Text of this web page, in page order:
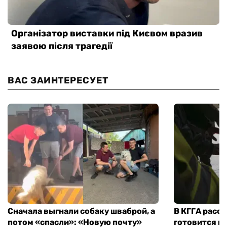
ВАС ЗАИНТЕРЕСУЕТ
Сначала выгнали собаку шваброй, а
потом «спасли»: «Новую почту»
В КГГА
готовится